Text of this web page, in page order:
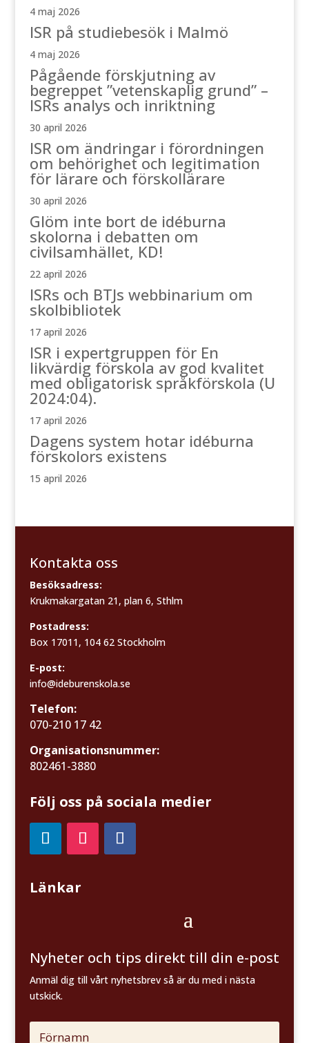
4 maj 2026
ISR på studiebesök i Malmö
4 maj 2026
Pågående förskjutning av
begreppet ”vetenskaplig grund” –
ISRs analys och inriktning
30 april 2026
ISR om ändringar i förordningen
om behörighet och legitimation
för lärare och förskollärare
30 april 2026
Glöm inte bort de idéburna
skolorna i debatten om
civilsamhället, KD!
22 april 2026
ISRs och BTJs webbinarium om
skolbibliotek
17 april 2026
ISR i expertgruppen för En
likvärdig förskola av god kvalitet
med obligatorisk språkförskola (U
2024:04).
17 april 2026
Dagens system hotar idéburna
förskolors existens
15 april 2026
Kontakta oss
Besöksadress:
Krukmakargatan 21, plan 6, Sthlm
Postadress:
Box 17011, 104 62 Stockholm
E-post:
info@ideburenskola.se
Telefon:
070-210 17 42
Organisationsnummer:
802461-3880
Följ oss på sociala medier
Länkar
Nyheter och tips direkt till din e-post
Anmäl dig till vårt nyhetsbrev så är du med i nästa
utskick.